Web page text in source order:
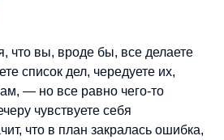
что вы, вроде бы, все делаете
список дел, чередуете их,
— но все равно чего-то
чувствуете себя
что в план закралась ошибка,